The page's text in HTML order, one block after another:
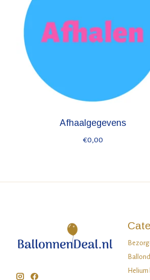
Afhaalgegevens
€0,00